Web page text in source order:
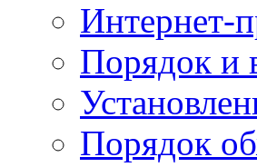
Интернет-
Порядок и
Порядок